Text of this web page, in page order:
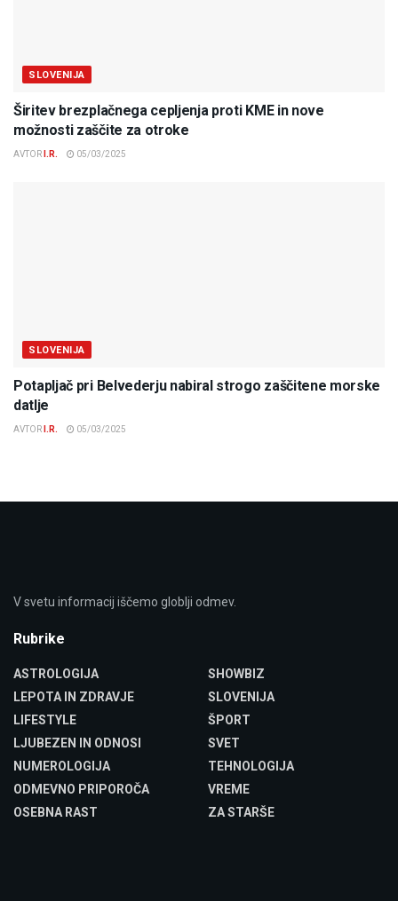
SLOVENIJA
Širitev brezplačnega cepljenja proti KME in nove
možnosti zaščite za otroke
AVTOR I.R. 05/03/2025
SLOVENIJA
Potapljač pri Belvederju nabiral strogo zaščitene morske
datlje
AVTOR I.R. 05/03/2025
V svetu informacij iščemo globlji odmev.
Rubrike
ASTROLOGIJA
LEPOTA IN ZDRAVJE
LIFESTYLE
LJUBEZEN IN ODNOSI
NUMEROLOGIJA
ODMEVNO PRIPOROČA
OSEBNA RAST
SHOWBIZ
SLOVENIJA
ŠPORT
SVET
TEHNOLOGIJA
VREME
ZA STARŠE